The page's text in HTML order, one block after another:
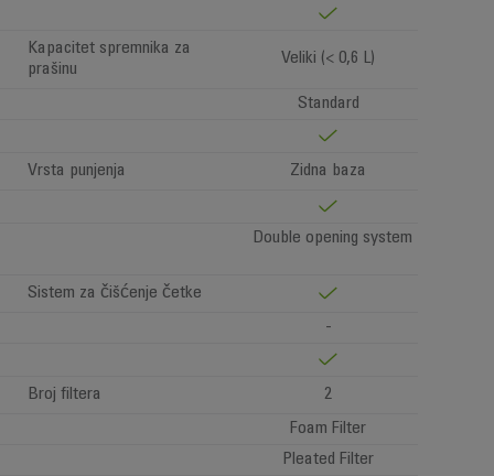
Kapacitet spremnika za
prašinu
Veliki (< 0,6 L)
Standard
Vrsta punjenja Zidna baza
Double opening system
Sistem za čišćenje četke
-
Broj filtera
2
Foam Filter
Pleated Filter